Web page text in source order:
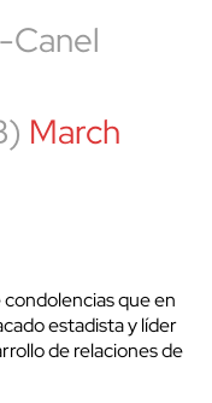
Canel
March
que en
estadista y líder
de relaciones de